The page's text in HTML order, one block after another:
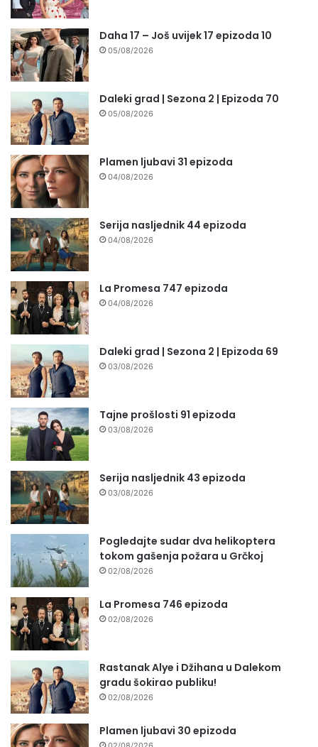
Daha 17 – Još uvijek 17 epizoda 10
05/08/2026
Daleki grad | Sezona 2 | Epizoda 70
05/08/2026
Plamen ljubavi 31 epizoda
04/08/2026
Serija nasljednik 44 epizoda
04/08/2026
La Promesa 747 epizoda
04/08/2026
Daleki grad | Sezona 2 | Epizoda 69
03/08/2026
Tajne prošlosti 91 epizoda
03/08/2026
Serija nasljednik 43 epizoda
03/08/2026
Pogledajte sudar dva helikoptera
tokom gašenja požara u Grčkoj
02/08/2026
La Promesa 746 epizoda
02/08/2026
Rastanak Alye i Džihana u Dalekom
gradu šokirao publiku!
02/08/2026
Plamen ljubavi 30 epizoda